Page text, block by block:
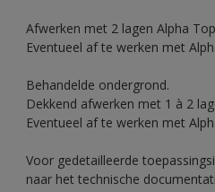
Afwerken met 2 lagen Alpha
Eventueel af te werken met
Behandelde ondergrond.
Dekkend afwerken met 1 à 2
Eventueel af te werken met
Voor gedetailleerde
naar het technische